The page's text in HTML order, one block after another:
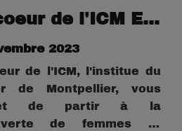
ou aide-
drôles et
Au coeur de l'ICM Ep 5 : Nordine
2023
de l'ICM, l'institue du
de Montpellier, vous
de partir à la
de femmes et